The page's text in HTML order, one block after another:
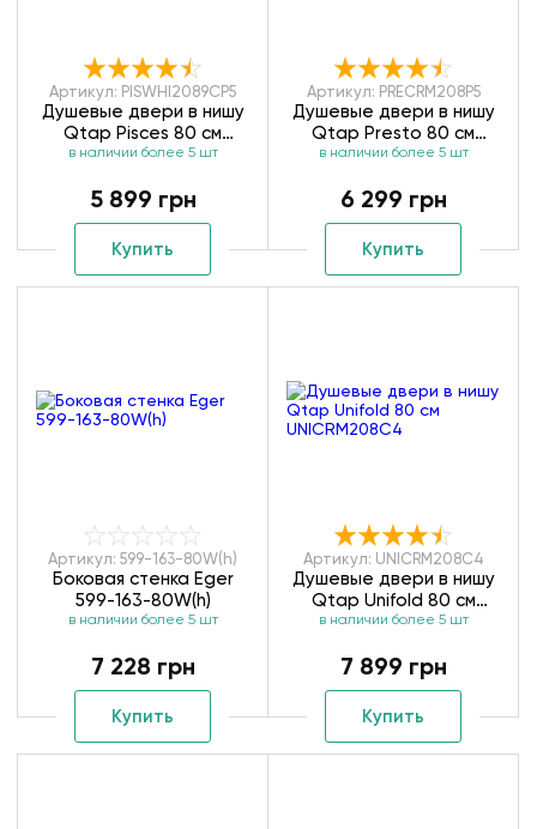
Артикул: PISWHI2089CP5
Душевые двери в нишу
Qtap Pisces 80 см
PISWHI2089CP5
в наличии более 5 шт
5 899 грн
Купить
Артикул: PRECRM208P5
Душевые двери в нишу
Qtap Presto 80 см
PRECRM208P5
в наличии более 5 шт
6 299 грн
Купить
Артикул: 599-163-80W(h)
Боковая стенка Eger
599-163-80W(h)
в наличии более 5 шт
7 228 грн
Купить
Артикул: UNICRM208C4
Душевые двери в нишу
Qtap Unifold 80 см
UNICRM208C4
в наличии более 5 шт
7 899 грн
Купить